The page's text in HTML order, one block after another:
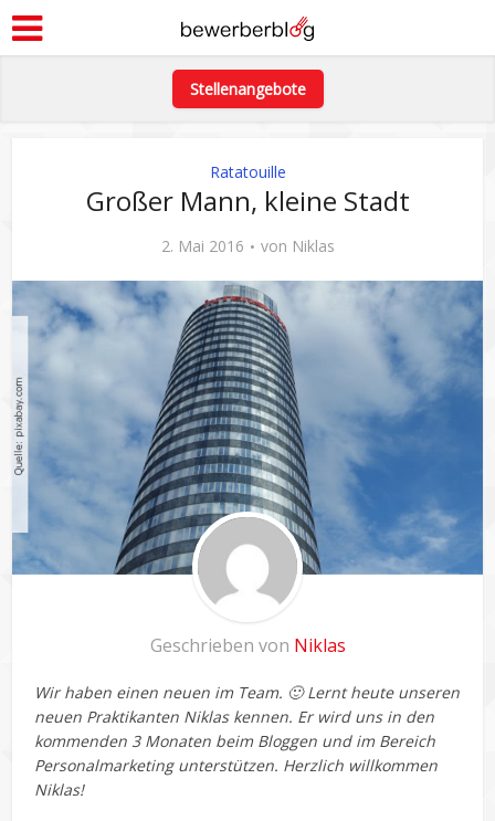
Stellenangebote
Ratatouille
Großer Mann, kleine Stadt
2. Mai 2016 von Niklas
Geschrieben von Niklas
Wir haben einen neuen im Team. 🙂 Lernt heute unseren
neuen Praktikanten Niklas kennen. Er wird uns in den
kommenden 3 Monaten beim Bloggen und im Bereich
Personalmarketing unterstützen. Herzlich willkommen
Niklas!